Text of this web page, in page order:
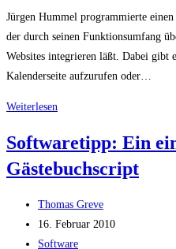
Jürgen Hummel programmierte
der durch seinen Funktionsumfang
Websites integrieren läßt. Dabei gibt
Kalenderseite aufzurufen oder…
Weiterlesen
sehr
gutes
Softwaretipp: Ein
Gästebuchscript
Beitrags-
Autor:
Thomas Greve
Beitrag
veröffentlicht:
16. Februar 2010
Beitrags-
Software